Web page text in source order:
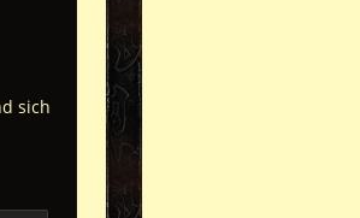
sich